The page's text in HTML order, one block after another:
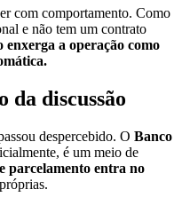
com comportamento. Como
e não tem um contrato
enxerga a operação como
da discussão
despercebido. O Banco
é um meio de
parcelamento entra no